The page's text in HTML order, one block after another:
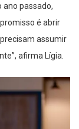
é abrir
assumir
afirma Lígia.